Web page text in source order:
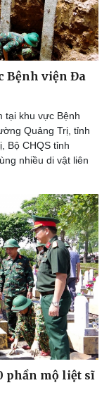
Bệnh viện Đa
tại khu vực Bệnh
Quảng Trị, tỉnh
Bộ CHQS tỉnh
nhiều di vật liên
phần mộ liệt sĩ